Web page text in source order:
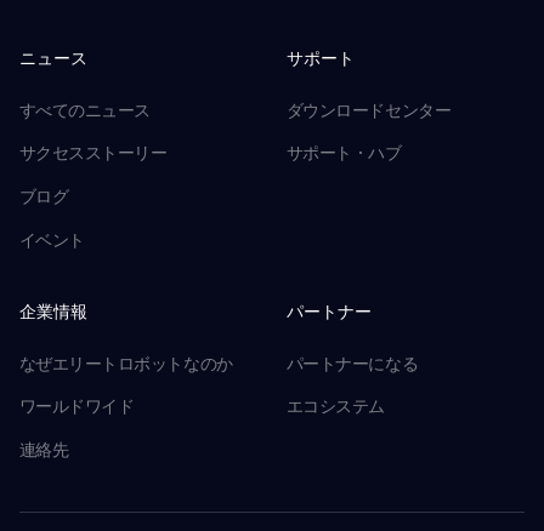
ニュース
すべてのニュース
サクセスストーリー
ブログ
イベント
サポート
ダウンロードセンター
サポート・ハブ
企業情報
なぜエリートロボットなのか
ワールドワイド
連絡先
パートナー
パートナーになる
エコシステム